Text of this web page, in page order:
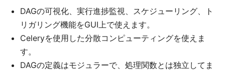
DAGの可視化、実行進捗監視、スケジューリング、ト
リガリング機能をGUI上で使えます。
Celeryを使用した分散コンピューティングを使えま
す。
DAGの定義はモジュラーで、処理関数とは独立してま